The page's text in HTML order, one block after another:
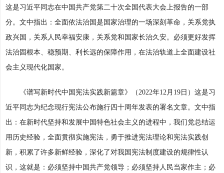
这是习近平同志在中国共产党第二十次全国代表大会上报告的一部
分。文中指出：全面依法治国是国家治理的一场深刻革命，关系党执
政兴国，关系人民幸福安康，关系党和国家长治久安。必须更好发挥
法治固根本、稳预期、利长远的保障作用，在法治轨道上全面建设社
会主义现代化国家。
《谱写新时代中国宪法实践新篇章》（2022年12月19日）这是习
近平同志为纪念现行宪法公布施行四十周年发表的署名文章。文中指
出：在新时代坚持和发展中国特色社会主义的进程中，我们党总结运
用历史经验，全面贯彻实施宪法，勇于推进宪法理论和宪法实践创
新，积累了许多新鲜经验，深化了对我国宪法制度建设的规律性认
识，这就是：必须坚持中国共产党领导；必须坚持人民当家作主；必